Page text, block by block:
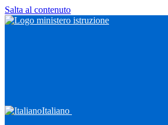
Salta al contenuto
Italiano